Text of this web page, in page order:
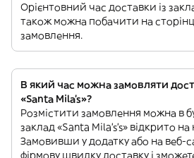
Орієнтовний час доставки із
також можна побачити на
замовлення.
В який час можна замовляти
«Santa Mila's»?
Розмістити замовлення можна в
заклад «Santa Mila's’s» відкрито
Замовивши у додатку або на веб-
фірмову швидку доставку і